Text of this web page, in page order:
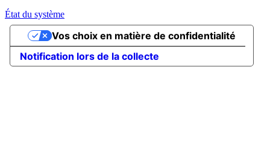
État du système
Notification lors de la collecte
Vos choix en matière de confidentialité